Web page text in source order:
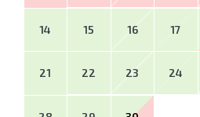
14 15 16 17
21 22 23 24